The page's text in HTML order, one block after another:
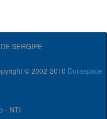
SERGIPE
© 2002-2010 Duraspace
- NTI